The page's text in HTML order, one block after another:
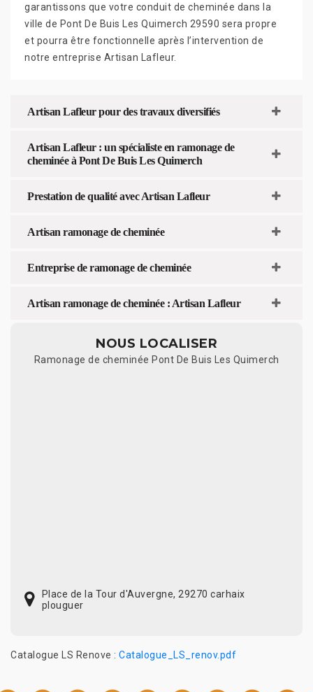
garantissons que votre conduit de cheminée dans la
ville de Pont De Buis Les Quimerch 29590 sera propre
et pourra être fonctionnelle après l’intervention de
notre entreprise Artisan Lafleur.
Artisan Lafleur pour des travaux diversifiés
Artisan Lafleur : un spécialiste en ramonage de
cheminée à Pont De Buis Les Quimerch
Prestation de qualité avec Artisan Lafleur
Artisan ramonage de cheminée
Entreprise de ramonage de cheminée
Artisan ramonage de cheminée : Artisan Lafleur
NOUS LOCALISER
Ramonage de cheminée Pont De Buis Les Quimerch
Place de la Tour d'Auvergne, 29270 carhaix
plouguer
Catalogue LS Renove : Catalogue_LS_renov.pdf